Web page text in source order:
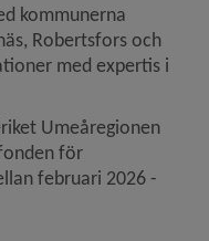
kommunerna
Robertsfors och
med expertis i
Umeåregionen
för
februari 2026 -